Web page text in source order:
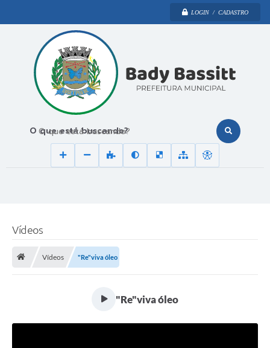
LOGIN / CADASTRO
O que está buscando?
Vídeos
Vídeos "Re"viva óleo
"Re"viva óleo